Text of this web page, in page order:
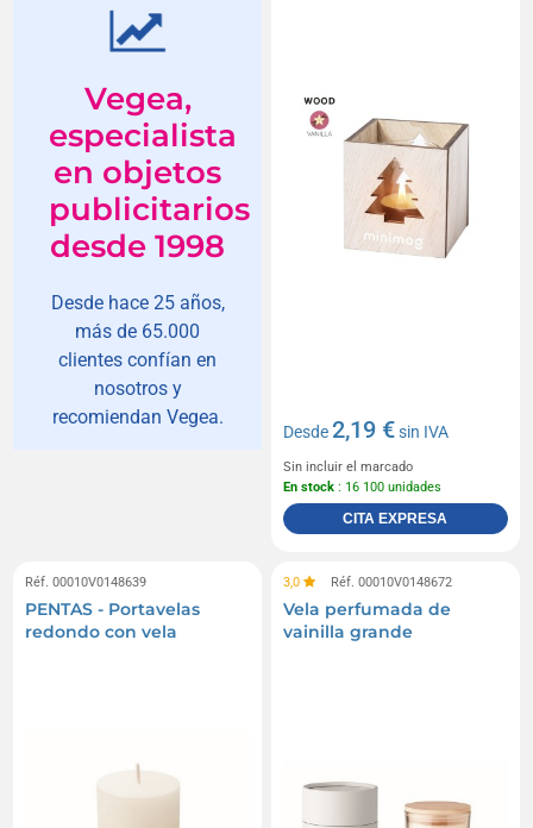
Vegea,
especialista
en objetos
publicitarios
desde 1998
Desde hace 25 años,
más de 65.000
clientes confían en
nosotros y
recomiendan Vegea.
Desde2,19 €sin IVA
Sin incluir el marcado
En stock : 16 100 unidades
CITA EXPRESA
Réf. 00010V0148639
PENTAS - Portavelas
redondo con vela
3,0 Réf. 00010V0148672
Vela perfumada de
vainilla grande